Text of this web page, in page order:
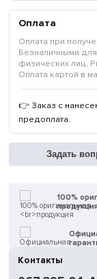
Оплата
Оплата при
Безналичными
физических лиц,
Оплата картой в
👉 Заказ с
предоплата.
Задать
100%
продукция
Контакты